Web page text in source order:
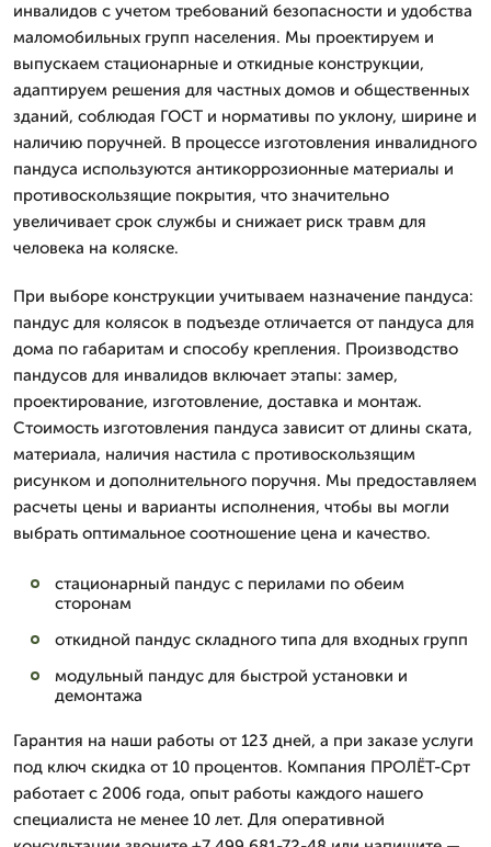
инвалидов с учетом требований безопасности и удобства
маломобильных групп населения. Мы проектируем и
выпускаем стационарные и откидные конструкции,
адаптируем решения для частных домов и общественных
зданий, соблюдая ГОСТ и нормативы по уклону, ширине и
наличию поручней. В процессе изготовления инвалидного
пандуса используются антикоррозионные материалы и
противоскользящие покрытия, что значительно
увеличивает срок службы и снижает риск травм для
человека на коляске.
При выборе конструкции учитываем назначение пандуса:
пандус для колясок в подъезде отличается от пандуса для
дома по габаритам и способу крепления. Производство
пандусов для инвалидов включает этапы: замер,
проектирование, изготовление, доставка и монтаж.
Стоимость изготовления пандуса зависит от длины ската,
материала, наличия настила с противоскользящим
рисунком и дополнительного поручня. Мы предоставляем
расчеты цены и варианты исполнения, чтобы вы могли
выбрать оптимальное соотношение цена и качество.
стационарный пандус с перилами по обеим
сторонам
откидной пандус складного типа для входных групп
модульный пандус для быстрой установки и
демонтажа
Гарантия на наши работы от 123 дней, а при заказе услуги
под ключ скидка от 10 процентов. Компания ПРОЛЁТ-Срт
работает с 2006 года, опыт работы каждого нашего
специалиста не менее 10 лет. Для оперативной